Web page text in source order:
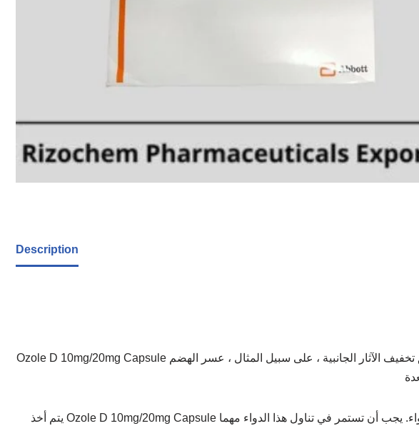
Description
Ozole D 10mg/20mg Capsule هو دواء موصوف مهنيًا يستخدم لعلاج عدوى الجزر المعدي المريئي (عسر الهضم) ومرض القرحة الهضمية عن طريق تخفيف الآثار الجانبية ، على سبيل المثال ، عسر الهضم
يتم أخذ Ozole D 10mg/20mg Capsule بدون طعام في جزء وطول حسب طلب الأخصائي. يعتمد الجزء الذي تحصل عليه على حالتك وكيفية إجابتك على الدواء. يجب أن تستمر في تناول هذا الدواء مهما